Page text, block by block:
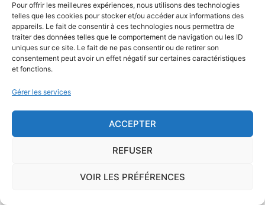
Pour offrir les meilleures expériences, nous utilisons des technologies
telles que les cookies pour stocker et/ou accéder aux informations des
appareils. Le fait de consentir à ces technologies nous permettra de
traiter des données telles que le comportement de navigation ou les ID
uniques sur ce site. Le fait de ne pas consentir ou de retirer son
consentement peut avoir un effet négatif sur certaines caractéristiques
et fonctions.
Gérer les services
ACCEPTER
REFUSER
VOIR LES PRÉFÉRENCES
Je demande le descriptif des
zone deconcentration de radon de 1